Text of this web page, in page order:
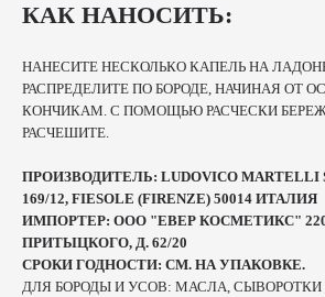
КАК НАНОСИТЬ:
НАНЕСИТЕ НЕСКОЛЬКО КАПЕЛЬ НА
РАСПРЕДЕЛИТЕ ПО БОРОДЕ, НАЧИНАЯ ОТ
КОНЧИКАМ. С ПОМОЩЬЮ РАСЧЕСКИ
РАСЧЕШИТЕ.
ПРОИЗВОДИТЕЛЬ: LUDOVICO MARTELLI
169/12, FIESOLE (FIRENZE) 50014 ИТАЛИЯ
ИМПОРТЕР: ООО "ЕВЕР КОСМЕТИКС"
ПРИТЫЦКОГО, Д. 62/20
СРОКИ ГОДНОСТИ: СМ. НА УПАКОВКЕ.
ДЛЯ БОРОДЫ И УСОВ: МАСЛА, СЫВОРОТКИ